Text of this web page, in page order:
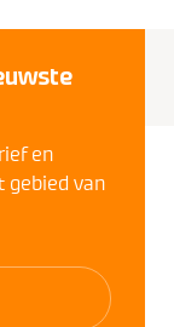
en
gebied van